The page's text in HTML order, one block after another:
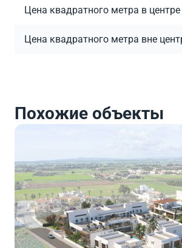
Цена квадратного метра в центре
Цена квадратного метра вне
Похожие объекты